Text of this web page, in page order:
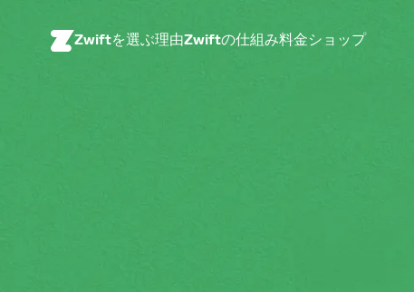
Zwiftを選ぶ理由Zwiftの仕組み料金ショップ